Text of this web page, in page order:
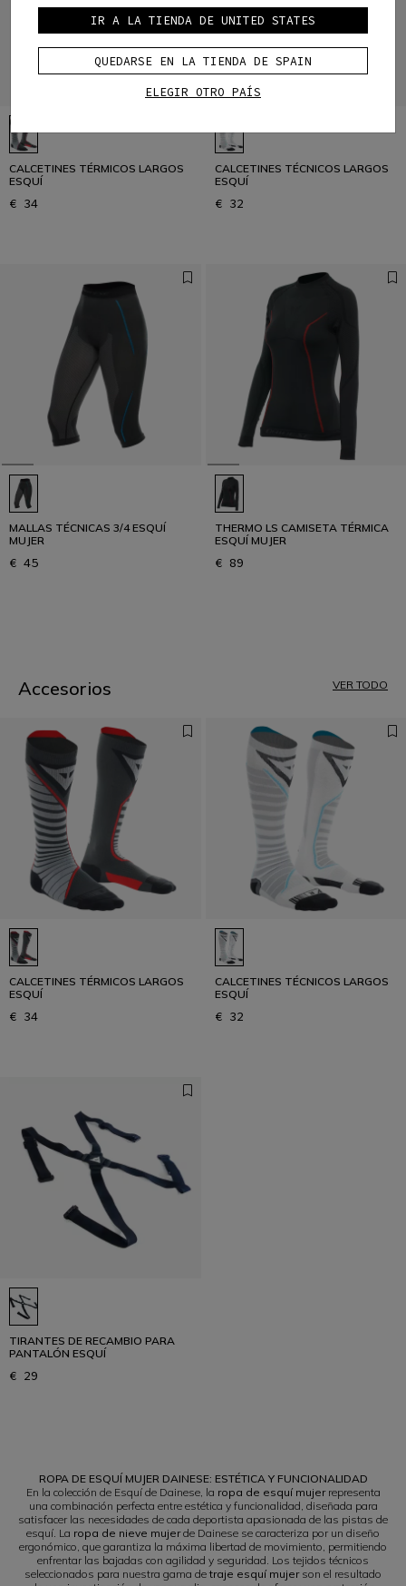
CALCETINES TÉRMICOS LARGOS
ESQUÍ
€ 34
CALCETINES TÉCNICOS LARGOS
ESQUÍ
€ 32
MALLAS TÉCNICAS 3/4 ESQUÍ
MUJER
€ 45
THERMO LS CAMISETA TÉRMICA
ESQUÍ MUJER
€ 89
Accesorios VER TODO
CALCETINES TÉRMICOS LARGOS
ESQUÍ
€ 34
CALCETINES TÉCNICOS LARGOS
ESQUÍ
€ 32
TIRANTES DE RECAMBIO PARA
PANTALÓN ESQUÍ
€ 29
ROPA DE ESQUÍ MUJER DAINESE: ESTÉTICA Y FUNCIONALIDAD
En la colección de Esquí de Dainese, la ropa de esquí mujerrepresenta
una combinación perfecta entre estética y funcionalidad, diseñada para
satisfacer las necesidades de cada deportista apasionada de las pistas de
esquí. La ropa de nieve mujerde Dainese se caracteriza por un diseño
ergonómico, que garantiza la máxima libertad de movimiento, permitiendo
enfrentar las bajadas con agilidad y seguridad. Los tejidos técnicos
seleccionados para nuestra gama de traje esquí mujerson el resultado
IR A LA TIENDA DE UNITED STATES
QUEDARSE EN LA TIENDA DE SPAIN
ELEGIR OTRO PAÍS